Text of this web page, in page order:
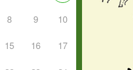
8 9 10
15 16 17